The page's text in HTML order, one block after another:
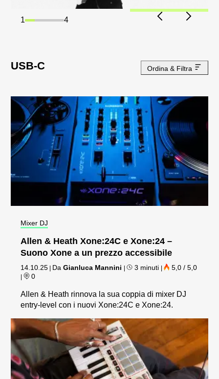
2 4
USB-C Ordina & Filtra
Mixer DJ
Allen & Heath Xone:24C e Xone:24 –
Suono Xone a un prezzo accessibile
14.10.25 | DaGianluca Mannini | 3 minuti | 5,0 / 5,0
| 0
Allen & Heath rinnova la sua coppia di mixer DJ
entry-level con i nuovi Xone:24C e Xone:24.